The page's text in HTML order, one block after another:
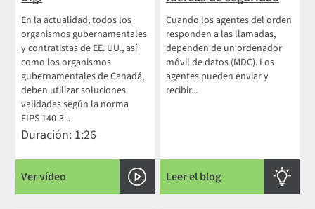
En la actualidad, todos los
organismos gubernamentales
y contratistas de EE. UU., así
como los organismos
gubernamentales de Canadá,
deben utilizar soluciones
validadas según la norma
FIPS 140-3...
Duración: 1:26
Ver vídeo
Cuando los agentes del orden
responden a las llamadas,
dependen de un ordenador
móvil de datos (MDC). Los
agentes pueden enviar y
recibir...
Leer el blog